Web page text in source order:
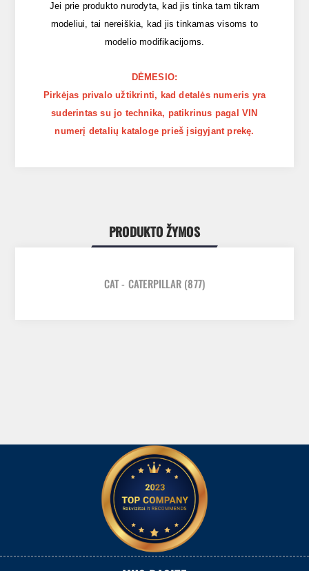
Jei prie produkto nurodyta, kad jis tinka tam tikram
modeliui, tai nereiškia, kad jis tinkamas visoms to
modelio modifikacijoms.
DĖMESIO:
Pirkėjas privalo užtikrinti, kad detalės numeris yra
suderintas su jo technika, patikrinus pagal VIN
numerį detalių kataloge prieš įsigyjant prekę.
PRODUKTO ŽYMOS
CAT - CATERPILLAR (877)